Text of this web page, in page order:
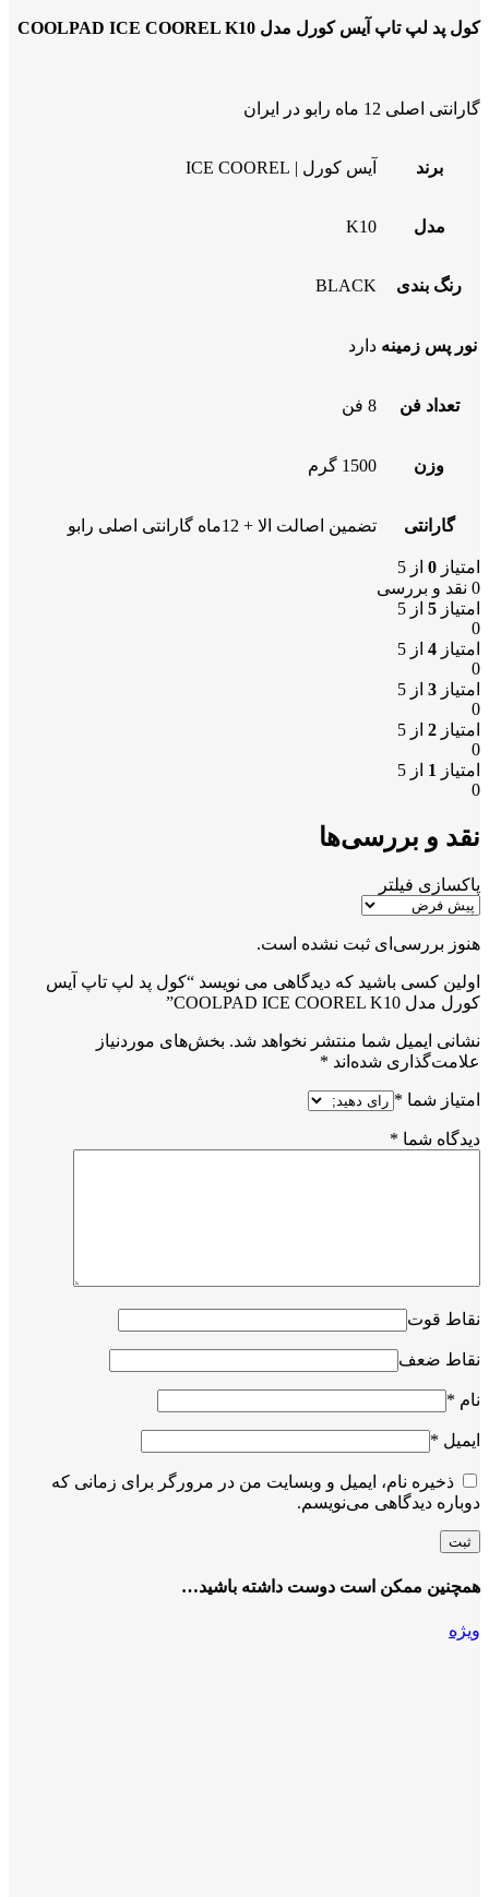
کول پد لپ تاپ آیس کورل مدل COOLPAD ICE COOREL K10
گارانتی اصلی 12 ماه رابو در ایران
برند آیس کورل | ICE COOREL
مدل K10
رنگ بندی BLACK
نور پس زمینه دارد
تعداد فن 8 فن
وزن 1500 گرم
گارانتی تضمین اصالت الا + 12ماه گارانتی اصلی رابو
امتیاز 0 از 5
0 نقد و بررسی
امتیاز 5 از 5
0
امتیاز 4 از 5
0
امتیاز 3 از 5
0
امتیاز 2 از 5
0
امتیاز 1 از 5
0
نقد و بررسی‌ها
پاکسازی فیلتر
هنوز بررسی‌ای ثبت نشده است.
اولین کسی باشید که دیدگاهی می نویسد “کول پد لپ تاپ آیس
کورل مدل COOLPAD ICE COOREL K10”
نشانی ایمیل شما منتشر نخواهد شد. بخش‌های موردنیاز
علامت‌گذاری شده‌اند *
امتیاز شما *
دیدگاه شما *
نقاط قوت
نقاط ضعف
نام *
ایمیل *
ذخیره نام، ایمیل و وبسایت من در مرورگر برای زمانی که
دوباره دیدگاهی می‌نویسم.
همچنین ممکن است دوست داشته باشید…
ویژه